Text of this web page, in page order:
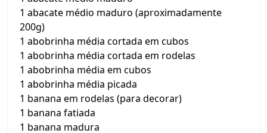
1 abacate médio maduro (aproximadamente
200g)
1 abobrinha média cortada em cubos
1 abobrinha média cortada em rodelas
1 abobrinha média em cubos
1 abobrinha média picada
1 banana em rodelas (para decorar)
1 banana fatiada
1 banana madura